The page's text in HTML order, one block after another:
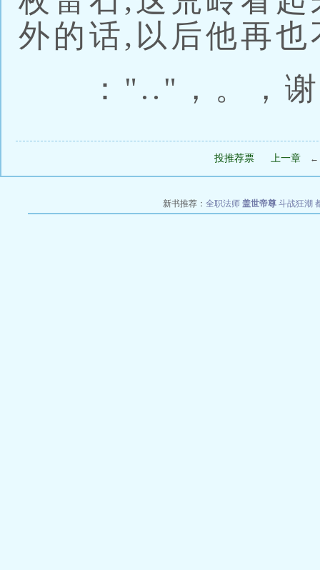
外的话,以后他再
：".."，。，谢
投推荐票 上一章 ←
新书推荐： 全职法师 盖世帝尊 斗战狂潮